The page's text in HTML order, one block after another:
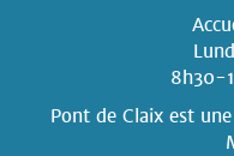
8h30-
Pont de Claix est